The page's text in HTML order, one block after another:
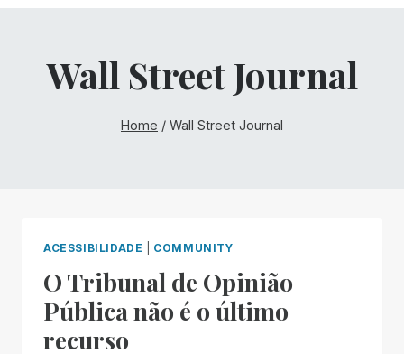
Wall Street Journal
Home / Wall Street Journal
ACESSIBILIDADE COMMUNITY
O Tribunal de Opinião
Pública não é o último
recurso